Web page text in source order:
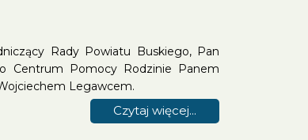
Rady Powiatu Buskiego, Pan
Centrum Pomocy Rodzinie Panem
Legawcem.
Czytaj więcej...